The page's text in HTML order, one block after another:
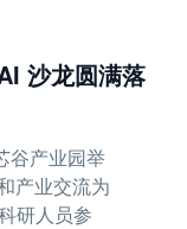
沙龙圆满落
谷产业园举
产业交流为
研人员参